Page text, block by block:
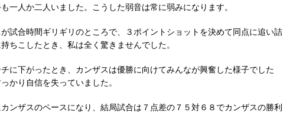
一人か二人いました。こうした弱音は常に弱みになります。
試合時間ギリギリのところで、３ポイントショットを決めて同点に追い詰
ちこしたとき、私は全く驚きませんでした。
に下がったとき、カンザスは優勝に向けてみんなが興奮した様子でした
かり自信を失っていました。
ンザスのペースになり、結局試合は７点差の７５対６８でカンザスの勝利